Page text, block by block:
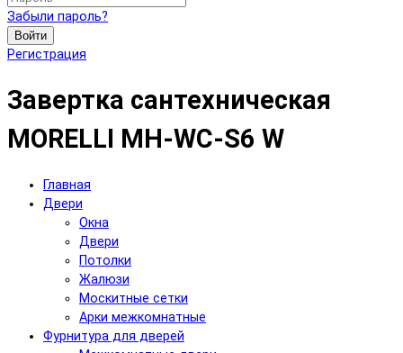
Забыли пароль?
Войти
Регистрация
Завертка сантехническая
MORELLI MH-WC-S6 W
Главная
Двери
Окна
Двери
Потолки
Жалюзи
Москитные сетки
Арки межкомнатные
Фурнитура для дверей